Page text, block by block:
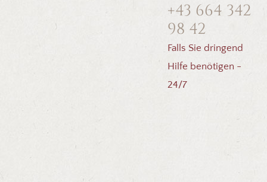
+43 664 342
98 42
Falls Sie dringend
Hilfe benötigen -
24/7